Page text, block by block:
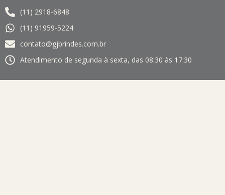
(11) 2918-6848
(11) 91959-5224
contato@gjbrindes.com.br
Atendimento de segunda à sexta, das 08:30 às 17:30